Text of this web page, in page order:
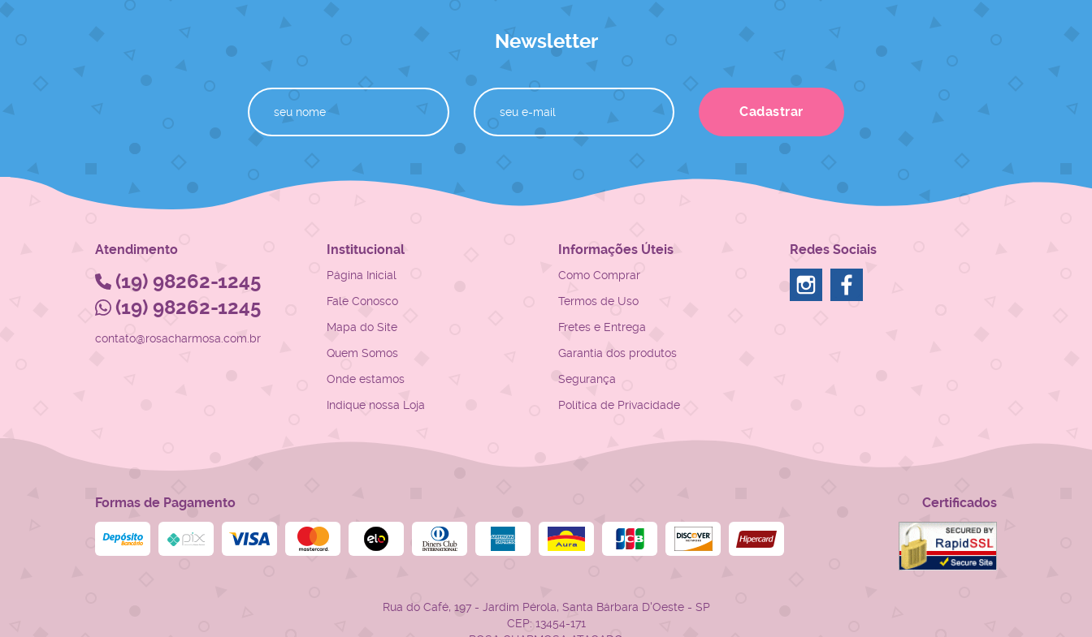
Newsletter
Cadastrar
Atendimento
(19) 98262-1245
(19) 98262-1245
contato@rosacharmosa.com.br
Institucional
Página Inicial
Fale Conosco
Mapa do Site
Quem Somos
Onde estamos
Indique nossa Loja
Informações Úteis
Como Comprar
Termos de Uso
Fretes e Entrega
Garantia dos produtos
Segurança
Política de Privacidade
Redes Sociais
Formas de Pagamento Certificados
Rua do Café, 197- Jardim Pérola, Santa Bárbara D'Oeste- SP
CEP: 13454-171